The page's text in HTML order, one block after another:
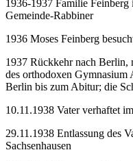
1936-1937 Familie Feinberg
Gemeinde-Rabbiner
1936 Moses Feinberg
1937 Rückkehr nach Berlin,
des orthodoxen Gymnasium
Berlin bis zum Abitur; die
10.11.1938 Vater verhaftet
29.11.1938 Entlassung des
Sachsenhausen